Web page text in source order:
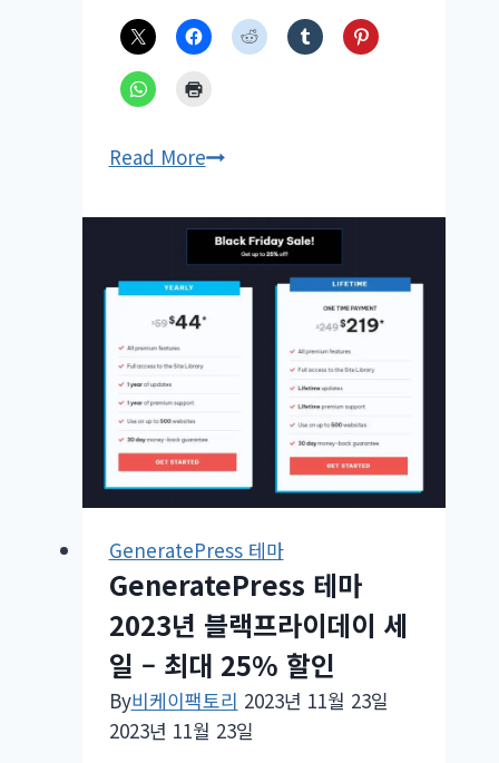
Read MoreGP
2.1.0
업
데
GeneratePress 테마
GeneratePress 테마
2023년 블랙프라이데이 세
일 – 최대 25% 할인
By비케이팩토리 2023년 11월 23일
2023년 11월 23일